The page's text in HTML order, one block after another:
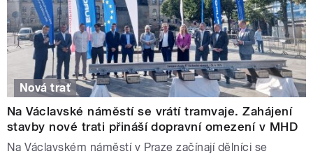
Nová trať
Na Václavské náměstí se vrátí tramvaje. Zahájení
stavby nové trati přináší dopravní omezení v MHD
Na Václavském náměstí v Praze začínají dělníci se